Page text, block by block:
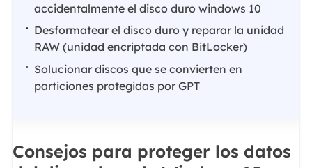
accidentalmente el disco duro windows 10
Desformatear el disco duro y reparar la unidad
RAW (unidad encriptada con BitLocker)
Solucionar discos que se convierten en
particiones protegidas por GPT
Consejos para proteger los datos